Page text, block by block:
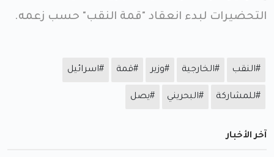
التحضيرات لبدء انعقاد "قمة النقب" حسب زعمه.
#النقب #الخارجية #وزير #قمة #اسرائيل
#للمشاركة #البحريني #يصل
آخر الأخبار